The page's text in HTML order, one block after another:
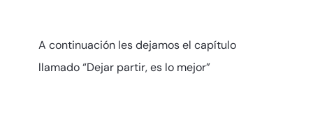
A continuación les dejamos el capítulo
llamado “Dejar partir, es lo mejor”